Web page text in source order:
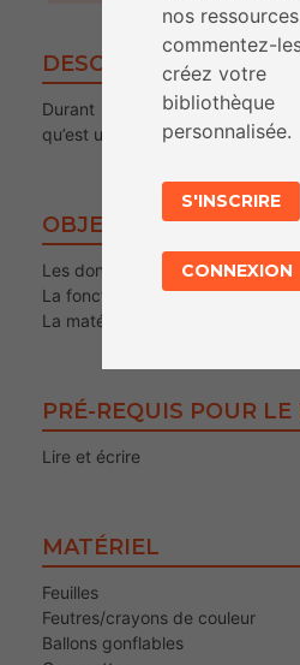
DESCRIPTION
Durant cette activité, les
qu’est une donnée et apprendre
OBJECTIFS
Les données
La fonction des données
La matérialisation des données
PRÉ-REQUIS POUR
Lire et écrire
MATÉRIEL
Feuilles
Feutres/crayons de couleur
Ballons gonflables
nos
commentez-
créez votre
bibliothèque
personnalisée.
S'INSCRIRE
CONNEXION